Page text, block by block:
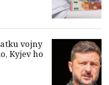
vojny
Kyjev ho